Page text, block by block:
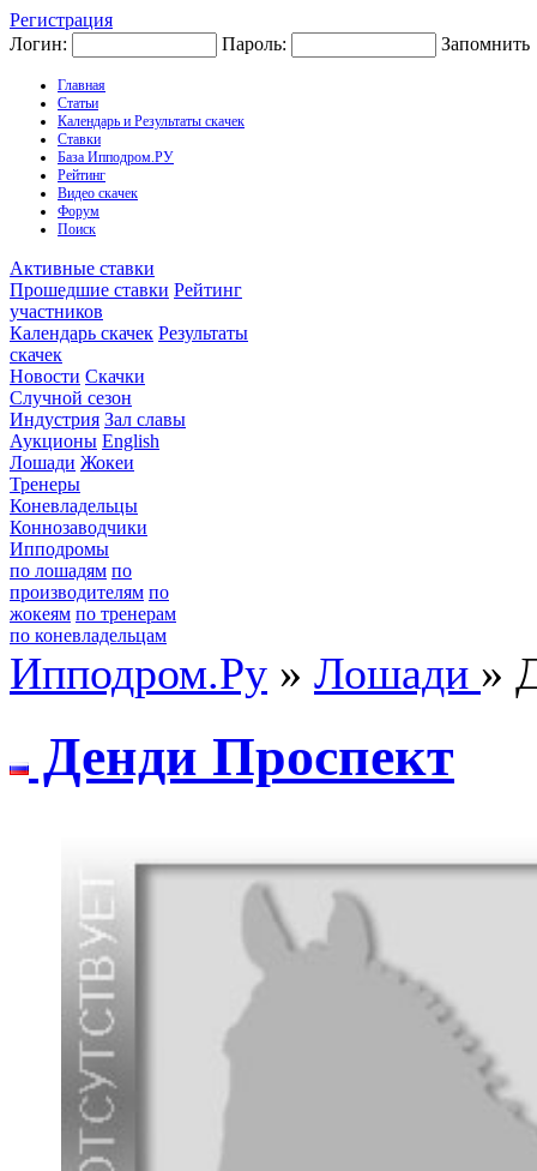
Регистрация
Логин:
Пароль: Запомнить
Главная
Статьи
Календарь и Результаты скачек
Ставки
База Ипподром.РУ
Рейтинг
Видео скачек
Форум
Поиск
Активные ставки
Прошедшие ставки Рейтинг
участников
Календарь скачек Результаты
скачек
Новости Скачки
Случной сезон
Индустрия Зал славы
Аукционы English
Лошади Жокеи
Тренеры
Коневладельцы
Коннозаводчики
Ипподромы
по лошадям по
производителям по
жокеям по тренерам
по коневладельцам
Ипподром.Ру » Лошади »
Дeнди Прocпeкт